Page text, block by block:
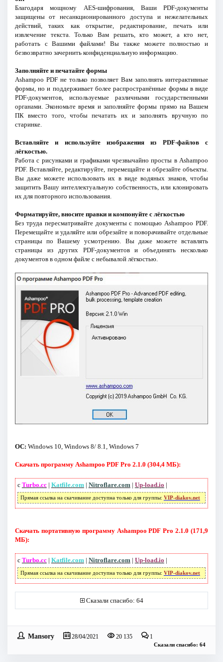
Благодаря мощному AES-шифрования, Ваши PDF-документы
защищены от несанкционированного доступа и нежелательных
действий, таких как открытие, редактирование, печать или
извлечение текста. Только Вам решать, кто может, а кто нет,
работать с Вашими файлами! Вы также можете полностью и
безвозвратно зачернить конфиденциальную информацию.
Заполняйте и печатайте формы
Ashampoo PDF не только позволяет Вам заполнять интерактивные
формы, но и поддерживает более распространённые формы в виде
PDF-документов, используемые различными государственными
органами. Экономьте время и заполняйте формы прямо на Вашем
ПК вместо того, чтобы печатать их и заполнять вручную по
старинке.
Вставляйте и используйте изображения из PDF-файлов с
лёгкостью.
Работа с рисунками и графиками чрезвычайно просты в Ashampoo
PDF. Вставляйте, редактируйте, перемещайте и обрезайте объекты.
Вы даже можете использовать их в виде водяных знаков, чтобы
защитить Вашу интеллектуальную собственность, или клонировать
их для повторного использования.
Форматируйте, вносите правки и компонуйте с лёгкостью
Без труда пересматривайте документы с помощью Ashampoo PDF.
Перемещайте и удаляйте или обрезайте и поворачивайте отдельные
страницы по Вашему усмотрению. Вы даже можете вставлять
страницы из других PDF-документов и объединять несколько
документов в одном файле с небывалой лёгкостью.
ОС: Windows 10, Windows 8/ 8.1, Windows 7
Скачать программу Ashampoo PDF Pro 2.1.0 (304,4 МБ):
с Turbo.cc| Katfile.com | Nitroflare.com | Up-load.io |
Прямая ссылка на скачивание доступна только для группы: VIP-diakov.net
Скачать портативную программу Ashampoo PDF Pro 2.1.0 (171,9
МБ):
с Turbo.cc| Katfile.com | Nitroflare.com | Up-load.io |
Прямая ссылка на скачивание доступна только для группы: VIP-diakov.net
Сказали спасибо: 64
Mansory 28/04/2021 20 135 1
Сказали спасибо: 64